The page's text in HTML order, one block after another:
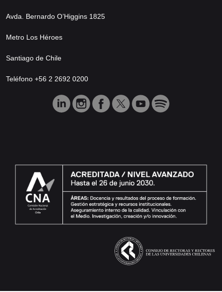
Avda. Bernardo O’Higgins 1825
Metro Los Héroes
Santiago de Chile
Teléfono +56 2 2692 0200